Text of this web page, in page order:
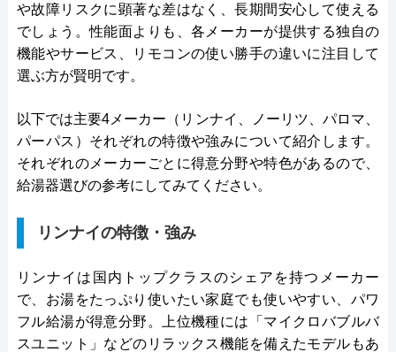
や故障リスクに顕著な差はなく、長期間安心して使える
でしょう。性能面よりも、各メーカーが提供する独自の
機能やサービス、リモコンの使い勝手の違いに注目して
選ぶ方が賢明です。
以下では主要4メーカー（リンナイ、ノーリツ、パロマ、
パーパス）それぞれの特徴や強みについて紹介します。
それぞれのメーカーごとに得意分野や特色があるので、
給湯器選びの参考にしてみてください。
リンナイの特徴・強み
リンナイは国内トップクラスのシェアを持つメーカー
で、お湯をたっぷり使いたい家庭でも使いやすい、パワ
フル給湯が得意分野。上位機種には「マイクロバブルバ
スユニット」などのリラックス機能を備えたモデルもあ